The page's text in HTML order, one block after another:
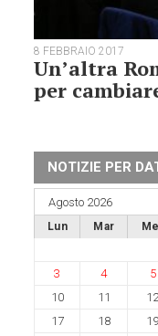
8 FEBBRAIO 2017
Un’altra
per
NOTIZIE PER
Agosto 2026
Lun Mar
3
4 5
10
11 12
17
18 19